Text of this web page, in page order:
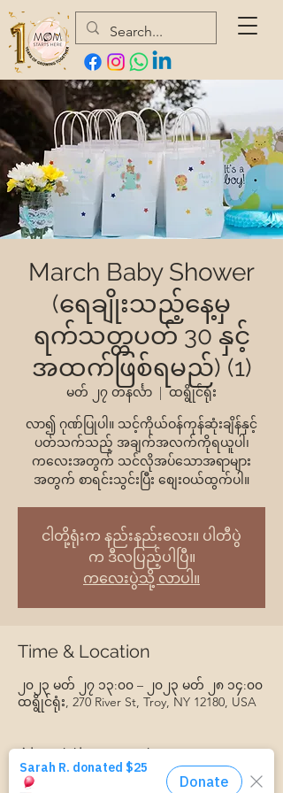
March Baby Shower
(ရေချိုးသည့်နေ့မှ
ရက်သတ္တပတ် 30 နှင့်
အထက်ဖြစ်ရမည်) (1)
မတ် ၂၇ တနင်္လာ
  |
ထရွိုင်ရုံး
လာ၍ ဂုဏ်ပြုပါ။ သင့်ကိုယ်ဝန်ကုန်ဆုံးချိန်နှင့်
ပတ်သက်သည့် အချက်အလက်ကိုရယူပါ၊
ကလေးအတွက် သင်လိုအပ်သောအရာများ
အတွက် စာရင်းသွင်းပြီး စျေးဝယ်ထွက်ပါ။
ငါတို့ရုံးက နည်းနည်းလေး။ ပါတီပွဲ
က ဒီလပြည့်ပါပြီ။
ကလေးပွဲသို့ လာပါ။
Time & Location
၂၀၂၃ မတ် ၂၇ ၁၃:၀၀ – ၂၀၂၃ မတ် ၂၈ ၁၄:၀၀
ထရွိုင်ရုံး, 270 River St, Troy, NY 12180, USA
About the event
အဆာပြေအဆာပြေ ကျွေးမွေးပါမည်။ အိမ်ပြန်ဖို့